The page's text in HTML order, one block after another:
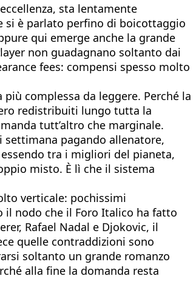
sta lentamente
si è parlato perfino di boicottaggio
qui emerge anche la grande
non guadagnano soltanto dai
fees: compensi spesso molto
complessa da leggere. Perché la
redistribuiti lungo tutta la
tutt’altro che marginale.
settimana pagando allenatore,
tra i migliori del pianeta,
misto. È lì che il sistema
verticale: pochissimi
il nodo che il Foro Italico ha fatto
Rafael Nadal e Djokovic, il
quelle contraddizioni sono
soltanto un grande romanzo
alla fine la domanda resta